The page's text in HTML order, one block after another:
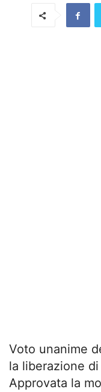
Voto unanime
la liberazione di
Approvata la